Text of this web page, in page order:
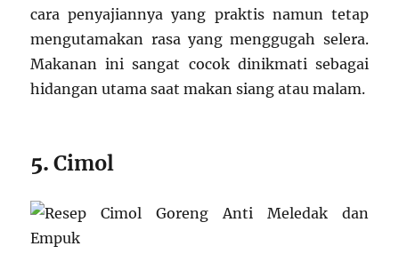
cara penyajiannya yang praktis namun tetap
mengutamakan rasa yang menggugah selera.
Makanan ini sangat cocok dinikmati sebagai
hidangan utama saat makan siang atau malam.
5.Cimol